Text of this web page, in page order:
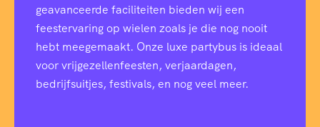
geavanceerde faciliteiten bieden wij een
feestervaring op wielen zoals je die nog nooit
hebt meegemaakt. Onze luxe partybus is ideaal
voor vrijgezellenfeesten, verjaardagen,
bedrijfsuitjes, festivals, en nog veel meer.